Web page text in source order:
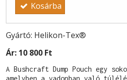
Kosárba
Gyártó: Helikon-Tex®
Ár: 10 800 Ft
A Bushcraft Dump Pouch egy